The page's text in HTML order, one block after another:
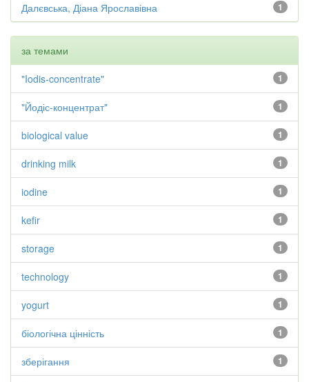
1
Далєвська, Діана Ярославівна
за темами
1
"Iodis-concentrate"
1
"Йодіс-концентрат"
1
biological value
1
drinking milk
1
iodine
1
kefir
1
storage
1
technology
1
yogurt
1
біологічна цінність
1
зберігання